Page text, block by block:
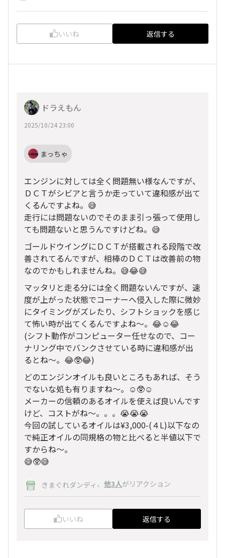
いいね 返信する
ドラえもん
2025/10/24 23:00
まっちゃ
エンジンに対しては全く問題無い様なんですが、
ＤＣＴがシビアと言うか走っていて違和感が出て
くるんですよね。😅
走行には問題ないのでそのまま引っ張って使用し
ても問題ないと思うんですけどね。😅
ゴールドウイングにＤＣＴが搭載される段階で改
善されてるんですが、相棒のＤＣＴは改善前の物
なのでかもしれませんね。😅😂😅
マッタリと走る分には全く問題ないんですが、速
度が上がった状態でコーナーへ侵入した際に微妙
にタイミングがズレたり、シフトショックを感じ
て怖い時が出てくるんですよね〜。😂☺️😂
(シフト動作がコンピューター任せなので、コー
ナリング中でバンクさせている時に違和感が出
るとね〜。😂🥸😂)
どのエンジンオイルも良いところもあれば、そう
でないな処も有りますね〜。☺️🥸☺️
メーカーの信頼のあるオイルを使えば良いんです
けど、コストがね〜。。。😭😭😭
今回の試しているオイルは¥3,000-(４L)以下なの
で純正オイルの同規格の物と比べると半値以下で
すからね〜。
😅🥸😅
きまぐれダンディ 、 他3人がリアクション
いいね 返信する